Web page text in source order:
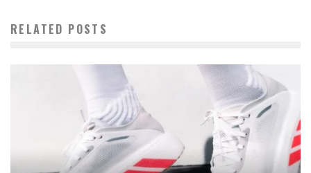
RELATED POSTS